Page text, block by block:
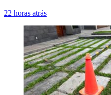
22 horas atrás